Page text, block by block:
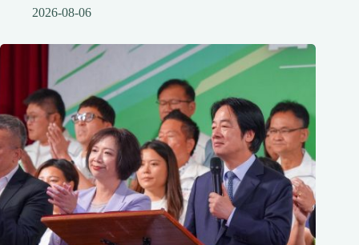
2026-08-06